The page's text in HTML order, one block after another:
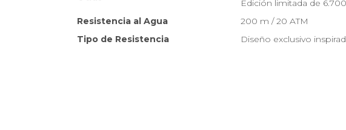
Edición limitada de
Resistencia al Agua
200 m / 20 ATM
Tipo de Resistencia
Diseño exclusivo